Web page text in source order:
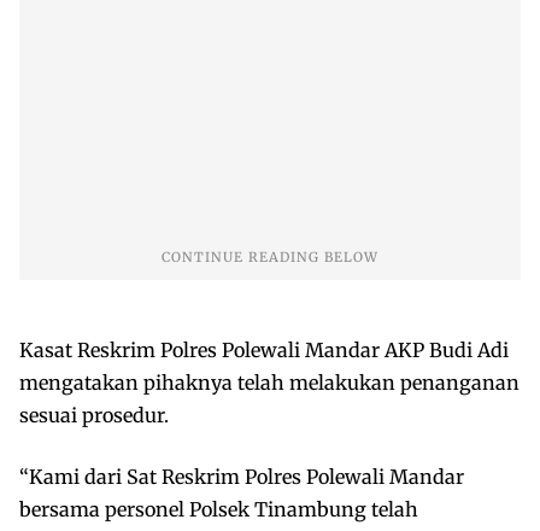
Kasat Reskrim Polres Polewali Mandar AKP Budi Adi
mengatakan pihaknya telah melakukan penanganan
sesuai prosedur.
“Kami dari Sat Reskrim Polres Polewali Mandar
bersama personel Polsek Tinambung telah